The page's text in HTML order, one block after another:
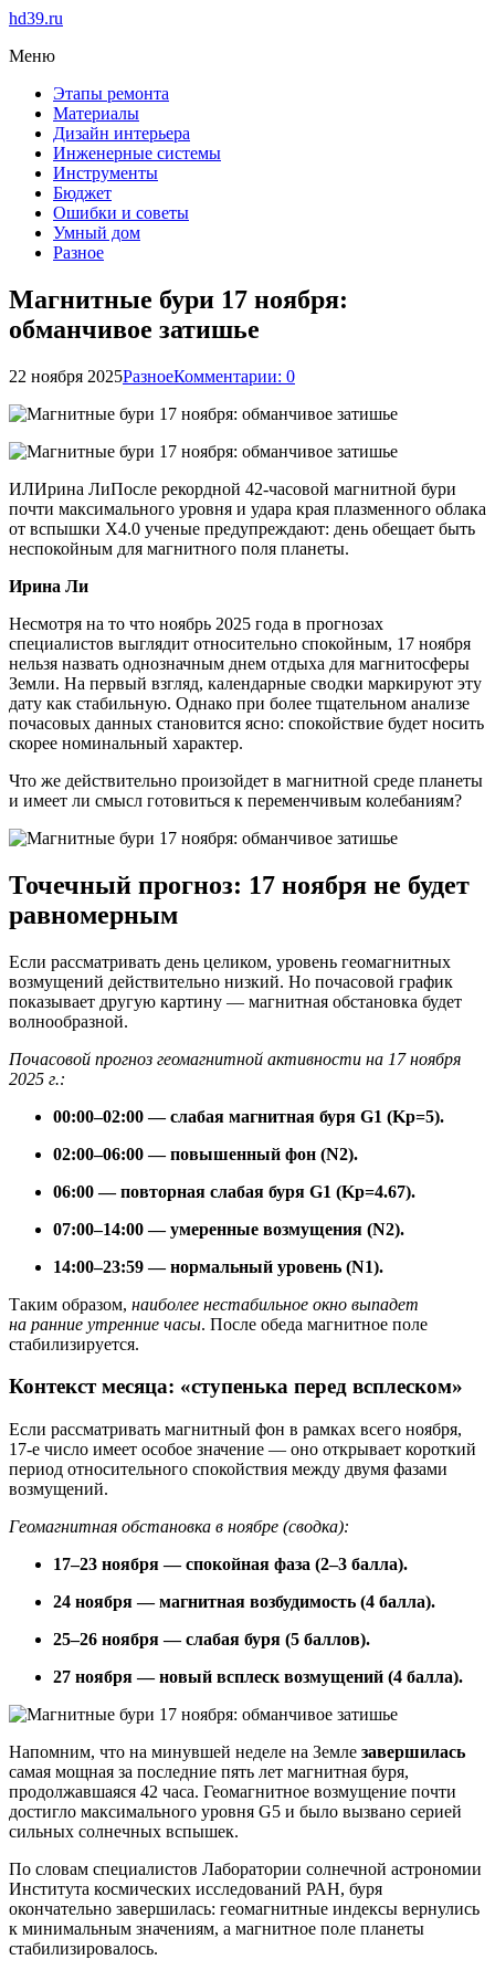
hd39.ru
Меню
Этапы ремонта
Материалы
Дизайн интерьера
Инженерные системы
Инструменты
Бюджет
Ошибки и советы
Умный дом
Разное
Магнитные бури 17 ноября:
обманчивое затишье
22 ноября 2025РазноеКомментарии: 0
ИЛИрина ЛиПосле рекордной 42-часовой магнитной бури
почти максимального уровня и удара края плазменного облака
от вспышки X4.0 ученые предупреждают: день обещает быть
неспокойным для магнитного поля планеты.
Ирина Ли
Несмотря на то что ноябрь 2025 года в прогнозах
специалистов выглядит относительно спокойным, 17 ноября
нельзя назвать однозначным днем отдыха для магнитосферы
Земли. На первый взгляд, календарные сводки маркируют эту
дату как стабильную. Однако при более тщательном анализе
почасовых данных становится ясно: спокойствие будет носить
скорее номинальный характер.
Что же действительно произойдет в магнитной среде планеты
и имеет ли смысл готовиться к переменчивым колебаниям?
Точечный прогноз: 17 ноября не будет
равномерным
Если рассматривать день целиком, уровень геомагнитных
возмущений действительно низкий. Но почасовой график
показывает другую картину — магнитная обстановка будет
волнообразной.
Почасовой прогноз геомагнитной активности на 17 ноября
2025 г.:
00:00–02:00 — слабая магнитная буря G1 (Kp=5).
02:00–06:00 — повышенный фон (N2).
06:00 — повторная слабая буря G1 (Kp=4.67).
07:00–14:00 — умеренные возмущения (N2).
14:00–23:59 — нормальный уровень (N1).
Таким образом, наиболее нестабильное окно выпадет
на ранние утренние часы. После обеда магнитное поле
стабилизируется.
Контекст месяца: «ступенька перед всплеском»
Если рассматривать магнитный фон в рамках всего ноября,
17-е число имеет особое значение — оно открывает короткий
период относительного спокойствия между двумя фазами
возмущений.
Геомагнитная обстановка в ноябре (сводка):
17–23 ноября — спокойная фаза (2–3 балла).
24 ноября — магнитная возбудимость (4 балла).
25–26 ноября — слабая буря (5 баллов).
27 ноября — новый всплеск возмущений (4 балла).
Напомним, что на минувшей неделе на Земле завершилась
самая мощная за последние пять лет магнитная буря,
продолжавшаяся 42 часа. Геомагнитное возмущение почти
достигло максимального уровня G5 и было вызвано серией
сильных солнечных вспышек.
По словам специалистов Лаборатории солнечной астрономии
Института космических исследований РАН, буря
окончательно завершилась: геомагнитные индексы вернулись
к минимальным значениям, а магнитное поле планеты
стабилизировалось.